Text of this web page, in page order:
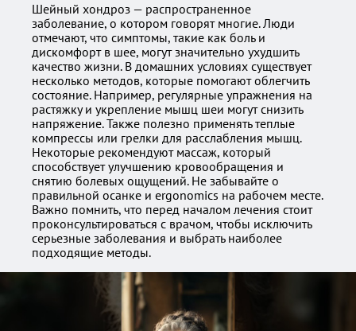
Шейный хондроз — распространенное
заболевание, о котором говорят многие. Люди
отмечают, что симптомы, такие как боль и
дискомфорт в шее, могут значительно ухудшить
качество жизни. В домашних условиях существует
несколько методов, которые помогают облегчить
состояние. Например, регулярные упражнения на
растяжку и укрепление мышц шеи могут снизить
напряжение. Также полезно применять теплые
компрессы или грелки для расслабления мышц.
Некоторые рекомендуют массаж, который
способствует улучшению кровообращения и
снятию болевых ощущений. Не забывайте о
правильной осанке и ergonomics на рабочем месте.
Важно помнить, что перед началом лечения стоит
проконсультироваться с врачом, чтобы исключить
серьезные заболевания и выбрать наиболее
подходящие методы.